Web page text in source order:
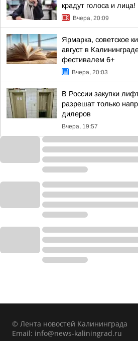
крадут голоса и лица!
Вчера, 20:09
Ярмарка, советское
август в
фестивалем 6+
Вчера, 20:03
В России закупки
разрешат только
дилеров
Вчера, 19:57
© Лента новостей Калининграда
Email: info@news-kaliningrad.ru